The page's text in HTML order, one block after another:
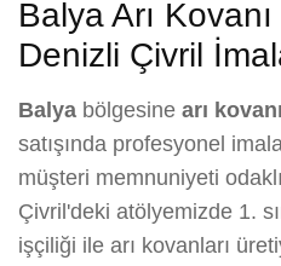
Balya Arı
Denizli Çivril
Balya bölgesine arı
satışında profesyonel
müşteri memnuniyeti
Çivril'deki atölyemizde 1.
işçiliği ile arı kovanları